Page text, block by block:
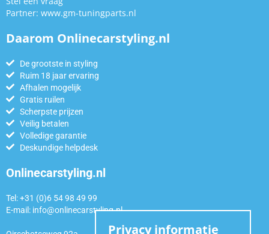
Partner: www.gm-tuningparts.nl
Daarom Onlinecarstyling.nl
De grootste in styling
Ruim 18 jaar ervaring
Afhalen mogelijk
Gratis ruilen
Scherpste prijzen
Veilig betalen
Volledige garantie
Deskundige helpdesk
Onlinecarstyling.nl
Tel: +31 (0)6 54 98 49 99
E-mail: info@onlinecarstyling.nl
Privacy informatie